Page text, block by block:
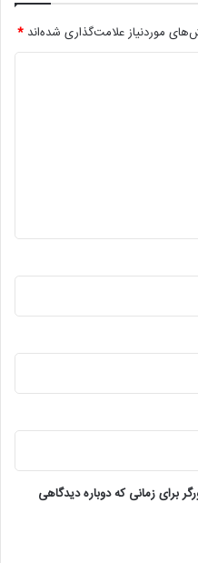
موردنیاز علامت‌گذاری شده‌اند *
برای زمانی که دوباره دیدگاهی